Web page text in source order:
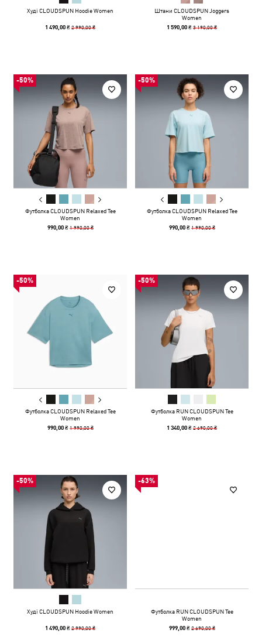
Худі CLOUDSPUN Hoodie Women
1 490,00 ₴2 990,00 ₴
Штани CLOUDSPUN Joggers
Women
1 590,00 ₴3 190,00 ₴
-50%
Футболка CLOUDSPUN Relaxed Tee
Women
990,00 ₴ 1 990,00 ₴
-50%
Футболка CLOUDSPUN Relaxed Tee
Women
990,00 ₴ 1 990,00 ₴
-50%
Футболка CLOUDSPUN Relaxed Tee
Women
990,00 ₴ 1 990,00 ₴
-50%
Футболка RUN CLOUDSPUN Tee
Women
1 340,00 ₴2 690,00 ₴
-50%
Худі CLOUDSPUN Hoodie Women
1 490,00 ₴2 990,00 ₴
-63%
Футболка RUN CLOUDSPUN Tee
Women
999,00 ₴ 2 690,00 ₴